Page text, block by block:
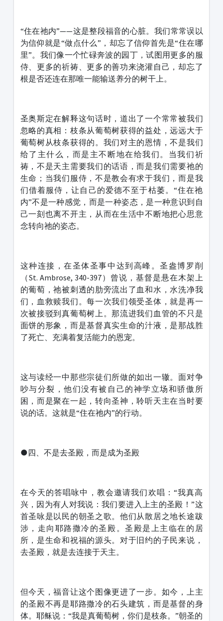
“住在祂内”——这是整段福音的心脏。我们常常误以
为信仰就是“做点什么”，却忘了信仰首先是“住在哪
里”。我们像一个忙碌奔波的园丁，试图用更多的服
侍、更多的祈祷、更多的善功来浇灌自己，却忘了
根是否还连在那唯一能输送养分的树干上。
圣奥斯定在解释这句话时，道出了一个常常被我们
忽略的真相：枝条从葡萄树获得的益处，远远大于
葡萄树从枝条获得的。我们对主的恩情，不是我们
给了主什么，而是主不断地在给我们。当我们祈
祷，不是天主需要我们的话语，而是我们需要祂的
生命；当我们服侍，不是教会有求于我们，而是我
们借着服侍，让自己的爱德不至于枯萎。“住在祂
内”不是一种感觉，而是一种姿态，是一种意识到自
己一刻也离不开主，从而在生活中不断地把心思意
念转向祂的姿态。
这种连接，在圣体圣事中达到高峰。圣盎博罗削
（St. Ambrose, 340-397）曾说，基督是悬在木架上
的葡萄，祂被刺透的肋旁流出了血和水，水洗净我
们，血救赎我们。每一次我们领受圣体，就是再一
次被接驳到真葡萄树上。那流进我们血管的不只是
面饼的形象，而是基督真实生命的汁液，是那战胜
了死亡、充满着复活能力的恩宠。
这与读经一中那些宗徒们所做的如出一辙。面对争
吵与分裂，他们没有被自己的神学立场和骄傲所
困，而是聚在一起，转向圣神，聆听天主在当时要
说的话。这就是“住在祂内”的行动。
●四、不是去圣殿，而是成为圣殿
在今天的答唱咏中，教会邀请我们欢唱：“我真高
兴，因为有人对我说：我们要进入上主的圣殿！”这
首圣咏是以民的朝圣之歌。他们从散居之地长途跋
涉，走向耶路撒冷的圣殿。圣殿是上主临在的居
所，是生命和祝福的源头。对于旧约的子民来说，
去圣殿，就是去连接于天主。
但今天，福音让这个图像更进了一步。如今，上主
的圣殿不再是耶路撒冷的石头建筑，而是基督的身
体。耶稣说：“我是真葡萄树，你们是枝条。”朝圣的